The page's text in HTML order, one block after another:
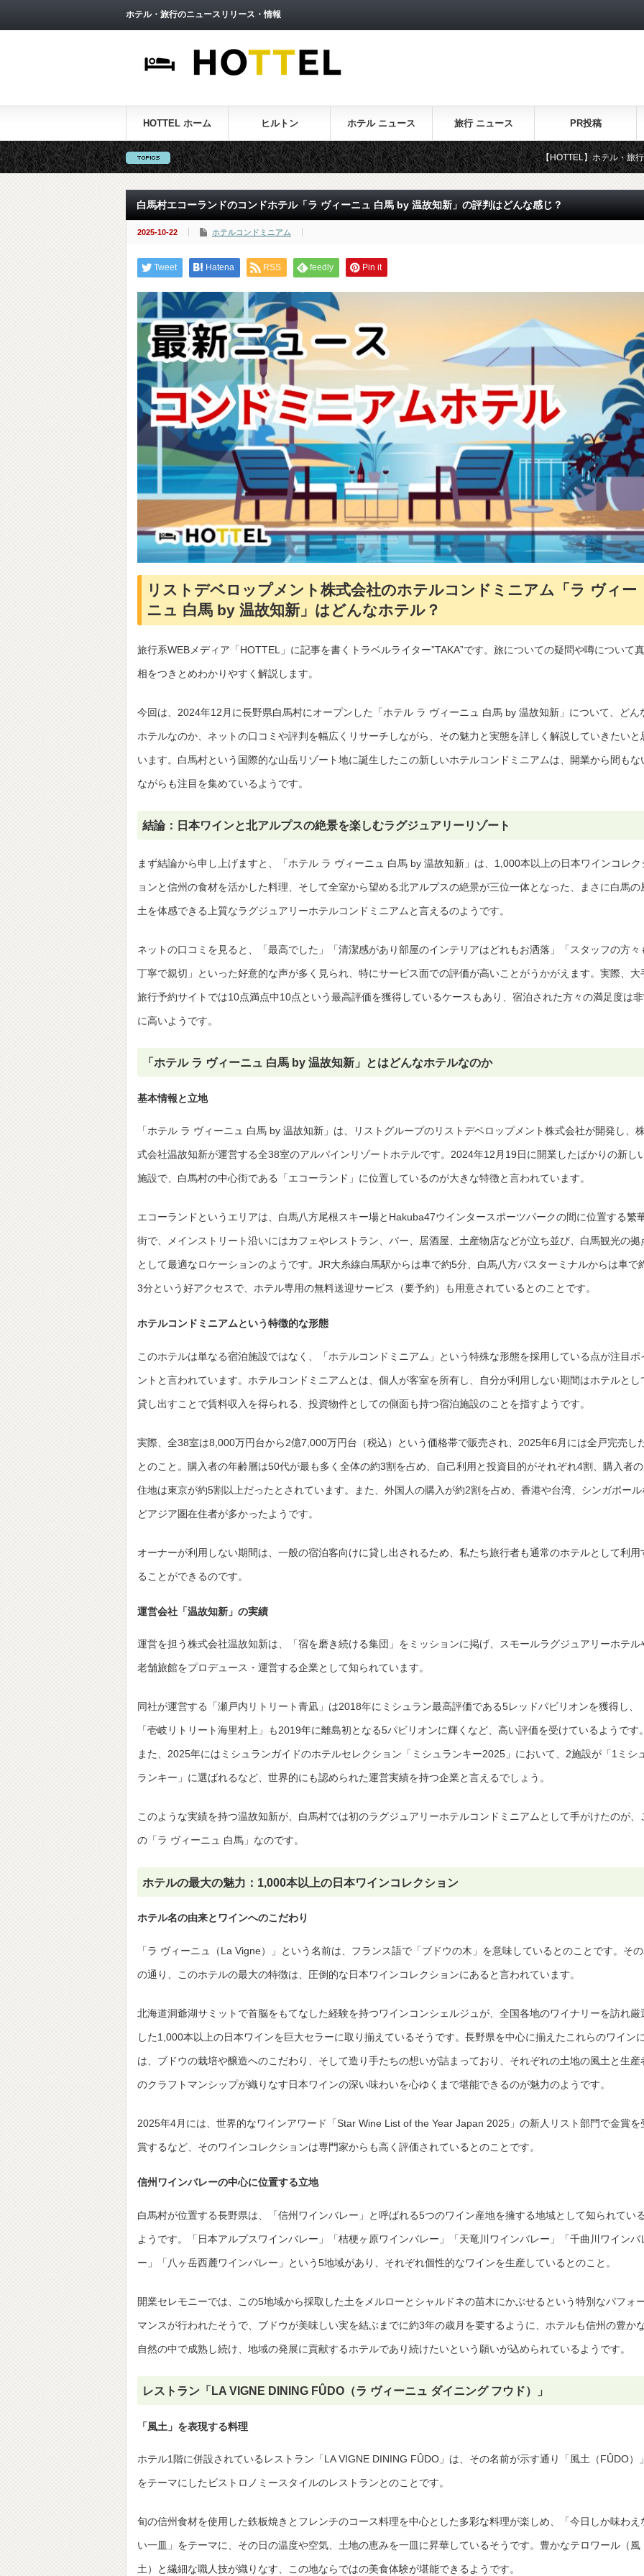
ホテル・旅行のニュースリリース・情報
HOTTEL ホーム ヒルトン ホテル ニュース 旅行 ニュース PR投稿
【HOTTEL】ホテル・旅行に関するプレス
白馬村エコーランドのコンドホテル「ラ ヴィーニュ 白馬 by 温故知新」の評判はどんな感じ？
2025-10-22 ホテルコンドミニアム
Tweet Hatena RSS feedly Pin it
リストデベロップメント株式会社のホテルコンドミニアム「ラ ヴィー
ニュ 白馬 by 温故知新」はどんなホテル？
旅行系WEBメディア「HOTTEL」に記事を書くトラベルライター”TAKA”です。旅についての疑問や噂について真
相をつきとめわかりやすく解説します。
今回は、2024年12月に長野県白馬村にオープンした「ホテル ラ ヴィーニュ 白馬 by 温故知新」について、どん
ホテルなのか、ネットの口コミや評判を幅広くリサーチしながら、その魅力と実態を詳しく解説していきたいと
います。白馬村という国際的な山岳リゾート地に誕生したこの新しいホテルコンドミニアムは、開業から間もな
ながらも注目を集めているようです。
結論：日本ワインと北アルプスの絶景を楽しむラグジュアリーリゾート
まず結論から申し上げますと、「ホテル ラ ヴィーニュ 白馬 by 温故知新」は、1,000本以上の日本ワインコレク
ョンと信州の食材を活かした料理、そして全室から望める北アルプスの絶景が三位一体となった、まさに白馬の
土を体感できる上質なラグジュアリーホテルコンドミニアムと言えるのようです。
ネットの口コミを見ると、「最高でした」「清潔感があり部屋のインテリアはどれもお洒落」「スタッフの方々
丁寧で親切」といった好意的な声が多く見られ、特にサービス面での評価が高いことがうかがえます。実際、大
旅行予約サイトでは10点満点中10点という最高評価を獲得しているケースもあり、宿泊された方々の満足度は非
に高いようです。
「ホテル ラ ヴィーニュ 白馬 by 温故知新」とはどんなホテルなのか
基本情報と立地
「ホテル ラ ヴィーニュ 白馬 by 温故知新」は、リストグループのリストデベロップメント株式会社が開発し、
式会社温故知新が運営する全38室のアルパインリゾートホテルです。2024年12月19日に開業したばかりの新し
施設で、白馬村の中心街である「エコーランド」に位置しているのが大きな特徴と言われています。
エコーランドというエリアは、白馬八方尾根スキー場とHakuba47ウインタースポーツパークの間に位置する繁
街で、メインストリート沿いにはカフェやレストラン、バー、居酒屋、土産物店などが立ち並び、白馬観光の拠
として最適なロケーションのようです。JR大糸線白馬駅からは車で約5分、白馬八方バスターミナルからは車で
3分という好アクセスで、ホテル専用の無料送迎サービス（要予約）も用意されているとのことです。
ホテルコンドミニアムという特徴的な形態
このホテルは単なる宿泊施設ではなく、「ホテルコンドミニアム」という特殊な形態を採用している点が注目ポ
ントと言われています。ホテルコンドミニアムとは、個人が客室を所有し、自分が利用しない期間はホテルとし
貸し出すことで賃料収入を得られる、投資物件としての側面も持つ宿泊施設のことを指すようです。
実際、全38室は8,000万円台から2億7,000万円台（税込）という価格帯で販売され、2025年6月には全戸完売し
とのこと。購入者の年齢層は50代が最も多く全体の約3割を占め、自己利用と投資目的がそれぞれ4割、購入者
住地は東京が約5割以上だったとされています。また、外国人の購入が約2割を占め、香港や台湾、シンガポール
どアジア圏在住者が多かったようです。
オーナーが利用しない期間は、一般の宿泊客向けに貸し出されるため、私たち旅行者も通常のホテルとして利用
ることができるのです。
運営会社「温故知新」の実績
運営を担う株式会社温故知新は、「宿を磨き続ける集団」をミッションに掲げ、スモールラグジュアリーホテル
老舗旅館をプロデュース・運営する企業として知られています。
同社が運営する「瀬戸内リトリート青凪」は2018年にミシュラン最高評価である5レッドパビリオンを獲得し、
「壱岐リトリート海里村上」も2019年に離島初となる5パビリオンに輝くなど、高い評価を受けているようです。
また、2025年にはミシュランガイドのホテルセレクション「ミシュランキー2025」において、2施設が「1ミシ
ランキー」に選ばれるなど、世界的にも認められた運営実績を持つ企業と言えるでしょう。
このような実績を持つ温故知新が、白馬村では初のラグジュアリーホテルコンドミニアムとして手がけたのが、
の「ラ ヴィーニュ 白馬」なのです。
ホテルの最大の魅力：1,000本以上の日本ワインコレクション
ホテル名の由来とワインへのこだわり
「ラ ヴィーニュ（La Vigne）」という名前は、フランス語で「ブドウの木」を意味しているとのことです。その
の通り、このホテルの最大の特徴は、圧倒的な日本ワインコレクションにあると言われています。
北海道洞爺湖サミットで首脳をもてなした経験を持つワインコンシェルジュが、全国各地のワイナリーを訪れ厳
した1,000本以上の日本ワインを巨大セラーに取り揃えているそうです。長野県を中心に揃えたこれらのワインに
は、ブドウの栽培や醸造へのこだわり、そして造り手たちの想いが詰まっており、それぞれの土地の風土と生産
のクラフトマンシップが織りなす日本ワインの深い味わいを心ゆくまで堪能できるのが魅力のようです。
2025年4月には、世界的なワインアワード「Star Wine List of the Year Japan 2025」の新人リスト部門で金賞を
賞するなど、そのワインコレクションは専門家からも高く評価されているとのことです。
信州ワインバレーの中心に位置する立地
白馬村が位置する長野県は、「信州ワインバレー」と呼ばれる5つのワイン産地を擁する地域として知られている
ようです。「日本アルプスワインバレー」「桔梗ヶ原ワインバレー」「天竜川ワインバレー」「千曲川ワインバ
ー」「八ヶ岳西麓ワインバレー」という5地域があり、それぞれ個性的なワインを生産しているとのこと。
開業セレモニーでは、この5地域から採取した土をメルローとシャルドネの苗木にかぶせるという特別なパフォ
マンスが行われたそうで、ブドウが美味しい実を結ぶまでに約3年の歳月を要するように、ホテルも信州の豊か
自然の中で成熟し続け、地域の発展に貢献するホテルであり続けたいという願いが込められているようです。
レストラン「LA VIGNE DINING FÛDO（ラ ヴィーニュ ダイニング フウド）」
「風土」を表現する料理
ホテル1階に併設されているレストラン「LA VIGNE DINING FÛDO」は、その名前が示す通り「風土（FÛDO）」
をテーマにしたビストロノミースタイルのレストランとのことです。
旬の信州食材を使用した鉄板焼きとフレンチのコース料理を中心とした多彩な料理が楽しめ、「今日しか味わえ
い一皿」をテーマに、その日の温度や空気、土地の恵みを一皿に昇華しているそうです。豊かなテロワール（風
土）と繊細な職人技が織りなす、この地ならではの美食体験が堪能できるようです。